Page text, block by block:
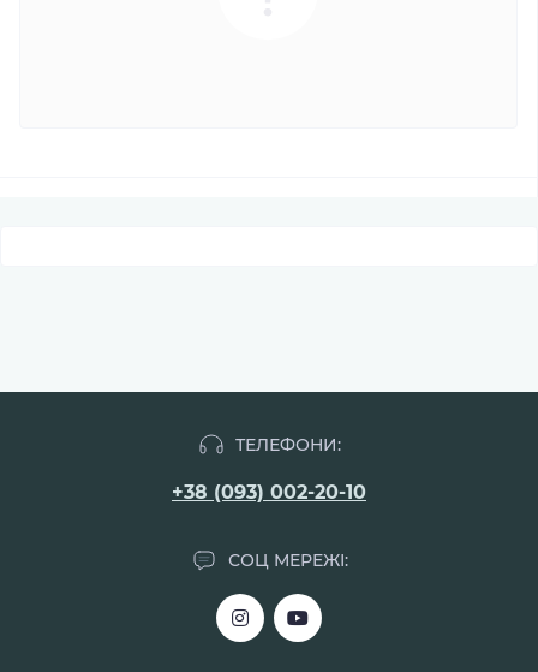
ТЕЛЕФОНИ:
+38 (093) 002-20-10
СОЦ МЕРЕЖІ: